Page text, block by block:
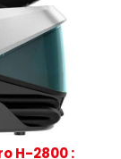
H-2800 :